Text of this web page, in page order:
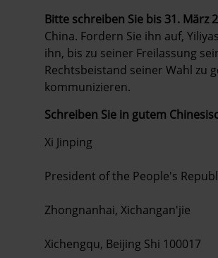
Bitte schreiben Sie bis 31.
China. Fordern Sie ihn auf,
ihn, bis zu seiner Freilassung
Rechtsbeistand seiner Wahl zu
kommunizieren.
Schreiben Sie in gutem
Xi Jinping
President of the People's
Zhongnanhai, Xichangan'jie
Xichengqu, Beijing Shi 100017